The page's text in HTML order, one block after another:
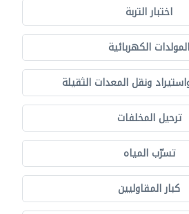
اختبار التربة
المولدات الكهربائية
ونقل المعدات الثقيلة
ترحيل المخلفات
تسرّب المياه
كبار المقاوليين